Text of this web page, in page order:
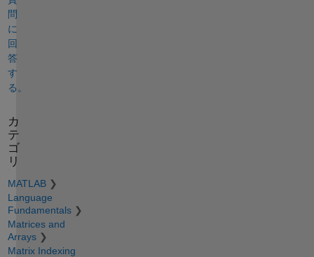
問
に
回
答
す
る。
カ
テ
ゴ
リ
MATLAB
Language
Fundamentals
Matrices and
Arrays
Matrix Indexing